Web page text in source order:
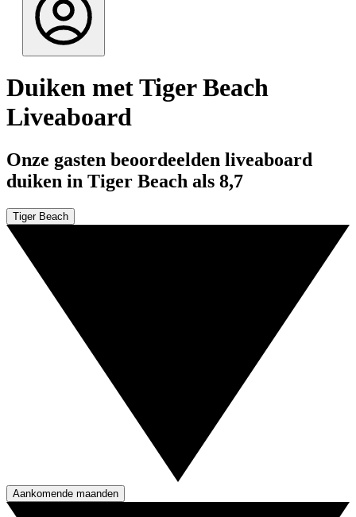
Duiken met Tiger Beach
Liveaboard
Onze gasten beoordeelden liveaboard
duiken in Tiger Beach als 8,7
Tiger Beach
Aankomende maanden